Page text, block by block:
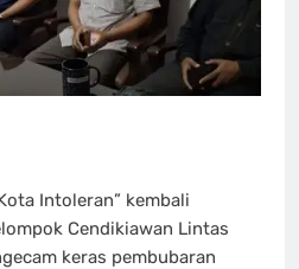
Intoleran” kembali
Cendikiawan Lintas
keras pembubaran